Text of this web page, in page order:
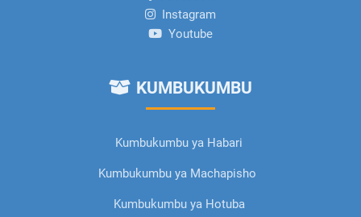
Instagram
Youtube
KUMBUKUMBU
Kumbukumbu ya Habari
Kumbukumbu ya Machapisho
Kumbukumbu ya Hotuba